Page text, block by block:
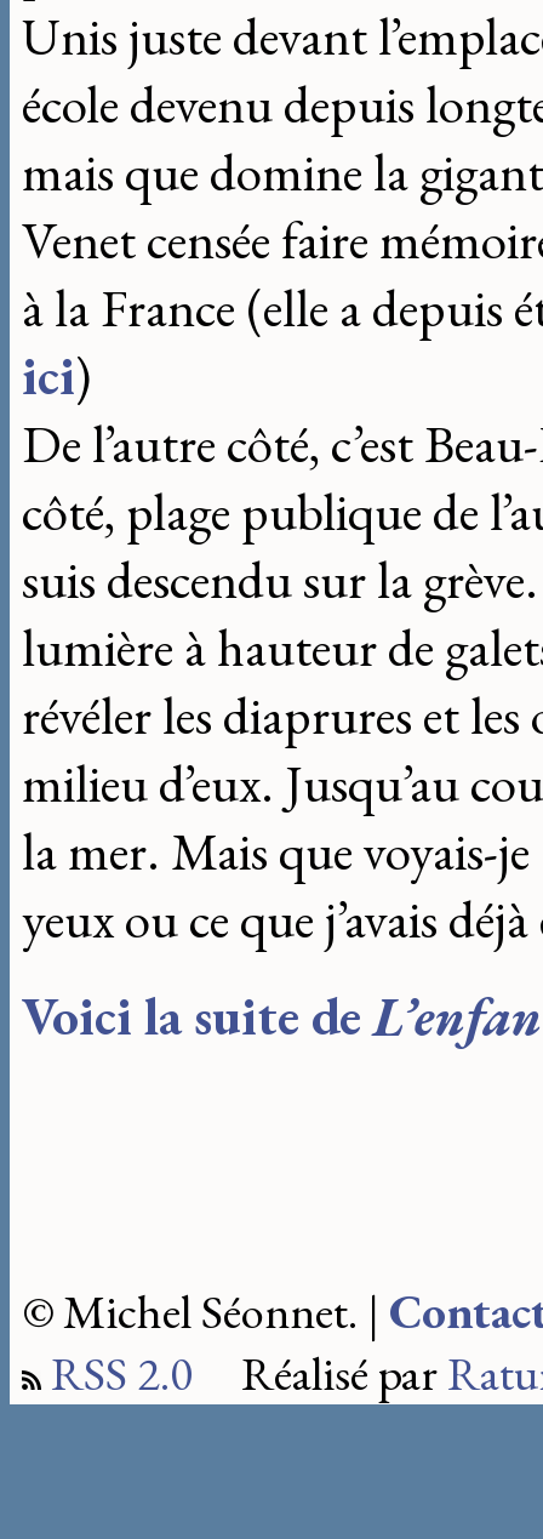
Unis juste devant
école devenu depuis
mais que domine la
Venet censée faire
à la France (elle a depuis
ici)
De l’autre côté, c’est
côté, plage publique de
suis descendu sur la
lumière à hauteur de
révéler les diaprures et les
milieu d’eux. Jusqu’au
la mer. Mais que voyais-je
yeux ou ce que j’avais
Voici la suite de
© Michel Séonnet. |
RSS 2.0 Réalisé par